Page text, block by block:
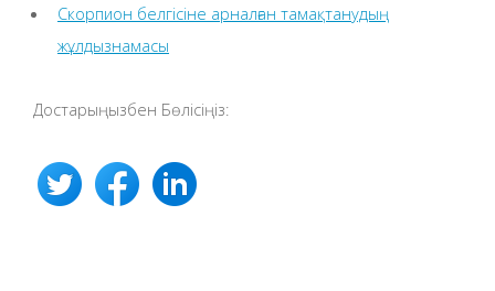
Скорпион белгісіне арналған тамақтанудың
жұлдызнамасы
Достарыңызбен Бөлісіңіз: